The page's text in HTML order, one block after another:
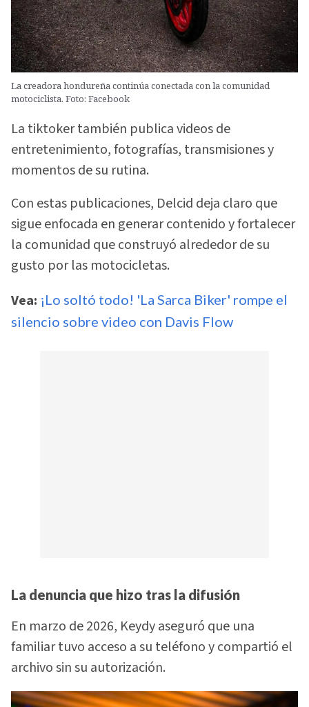
La creadora hondureña continúa conectada con la comunidad
motociclista. Foto: Facebook
La tiktoker también publica videos de
entretenimiento, fotografías, transmisiones y
momentos de su rutina.
Con estas publicaciones, Delcid deja claro que
sigue enfocada en generar contenido y fortalecer
la comunidad que construyó alrededor de su
gusto por las motocicletas.
Vea: ¡Lo soltó todo! 'La Sarca Biker' rompe el
silencio sobre video con Davis Flow
La denuncia que hizo tras la difusión
En marzo de 2026, Keydy aseguró que una
familiar tuvo acceso a su teléfono y compartió el
archivo sin su autorización.